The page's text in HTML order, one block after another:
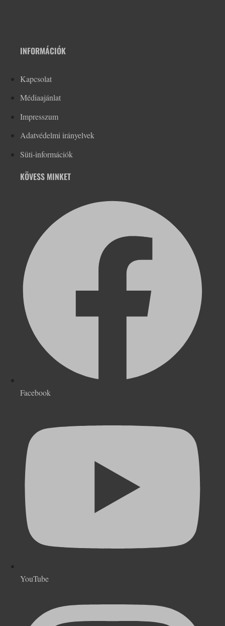
INFORMÁCIÓK
Kapcsolat
Médiaajánlat
Impresszum
Adatvédelmi irányelvek
Süti-információk
KÖVESS MINKET
Facebook
YouTube